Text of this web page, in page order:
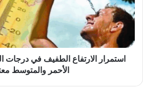
درجات
الحرارة..
وأمواج
الأحمر
والمتوسط
استمرار الارتفاع الطفيف في درجات
الأحمر والمتوسط